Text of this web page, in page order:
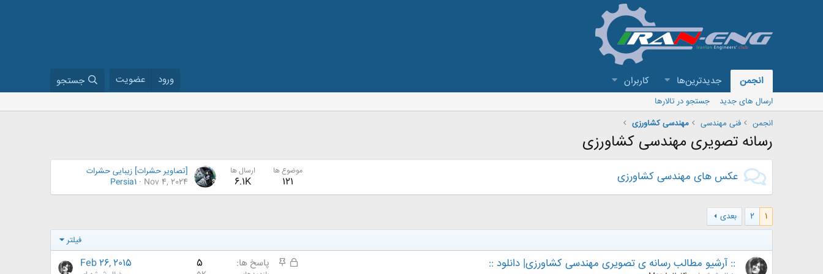
انجمن جدیدترین‌ها کاربران ورود عضویت جستجو
ارسال های جدید
جستجو در تالارها
انجمن
فنی مهندسی مهندسی کشاورزی
رسانه تصویری مهندسی کشاورزی
عکس های مهندسی کشاورزی موضوع ها
121
ارسال ها
6.1K
[تصاویر حشرات] زیبایی حشرات
Nov 4, 2024
Persia1
1
2
بعدی
فیلتر
ق
م
:: آرشیو مطالب رسانه ی تصویری مهندسی کشاورزی| دانلود :: پاسخ ها 5
Feb 26, 2015